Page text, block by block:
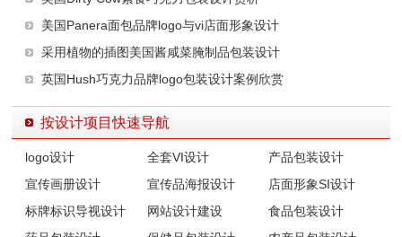
美国Panera面包品牌logo与vi店面形象设计
采用植物的插图美国酱咸菜腌制品包装设计
英国Hush巧克力品牌logo包装设计案例欣赏
按设计项目快速导航
logo设计 全套VI设计
产品包装设计
宣传画册设计
宣传品海报设计
店面形象SI设计
标牌标识导视设计
网站设计建设
食品包装设计